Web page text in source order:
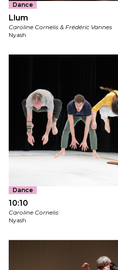
Dance
Llum
Caroline Cornelis & Frédéric Vannes
Nyash
Dance
10:10
Caroline Cornelis
Nyash